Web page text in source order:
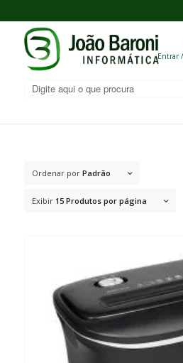
Entrar
Ordenar por Padrão
Exibir 15 Produtos por página